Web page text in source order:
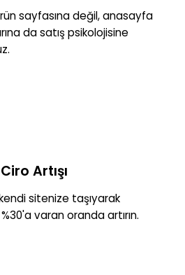
sayfasına değil, anasayfa
da satış psikolojisine
Artışı
sitenize taşıyarak
varan oranda artırın.